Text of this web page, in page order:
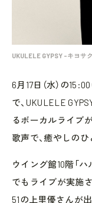
UKULELE GYPSY -キヨ
6月17日（水）の
で、UKULELE
るボーカルライブ
歌声で、癒やしの
ウイング館10階「
でもライブが実施
51の上里優さんが